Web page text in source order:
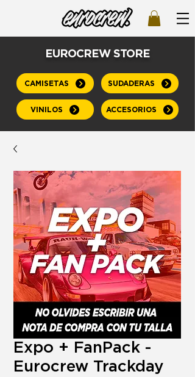
EUROCREW STORE
CAMISETAS SUDADERAS
VINILOS ACCESORIOS
Expo + FanPack -
Eurocrew Trackday